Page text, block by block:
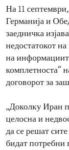
На 11
Германија и
заедничка
недостатокот
на
комплетноста“
договорот за
„Доколку Иран
целосна и
да се решат
бидат потребни